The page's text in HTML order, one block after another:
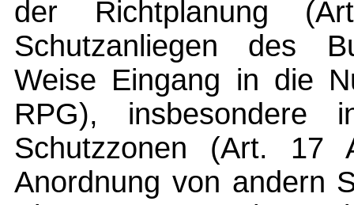
der Richtplanung
Schutzanliegen des
Weise Eingang in die
RPG), insbesondere
Schutzzonen (Art.
Anordnung von andern